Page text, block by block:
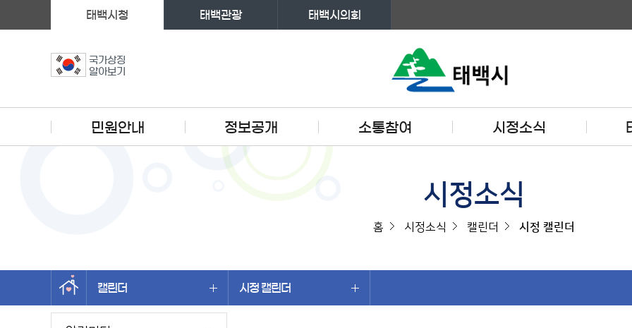
국가상징
알아보기
태백시청 태백관광 태백시의회
민원안내 정보공개 소통참여 시정소식
시정소식
홈 시정소식 캘린더 시정 캘린더
캘린더 시정 캘린더
왼쪽메뉴